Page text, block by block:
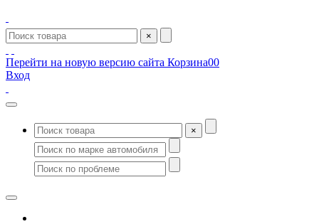
×
Перейти на новую версию сайта Корзина00
Вход
×